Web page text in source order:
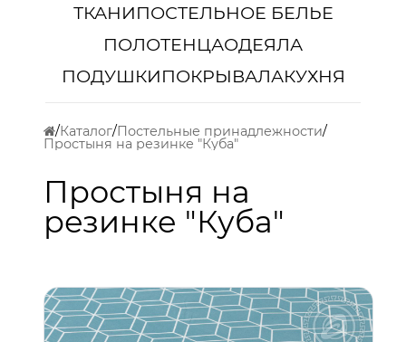
ТКАНИПОСТЕЛЬНОЕ БЕЛЬЕ
ПОЛОТЕНЦАОДЕЯЛА
ПОДУШКИПОКРЫВАЛАКУХНЯ
Каталог Постельные принадлежности
Простыня на резинке "Куба"
Простыня на
резинке "Куба"